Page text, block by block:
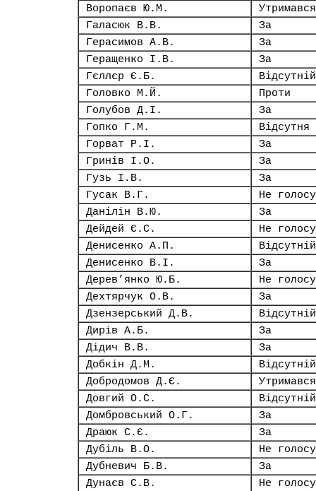
Воропаєв Ю.М.
Утримався
Галасюк В.В.
За
Герасимов А.В.
За
Геращенко І.В.
За
Гєллєр Є.Б.
Відсутній
Головко М.Й.
Проти
Голубов Д.І.
За
Гопко Г.М.
Відсутня
Горват Р.І.
За
Гринів І.О.
За
Гузь І.В.
За
Гусак В.Г.
Не
Данілін В.Ю.
За
Дейдей Є.С.
Не
Денисенко А.П.
Відсутній
Денисенко В.І.
За
Дерев’янко Ю.Б.
Не
Дехтярчук О.В.
За
Дзензерський Д.В.
Відсутній
Дирів А.Б.
За
Дідич В.В.
За
Добкін Д.М.
Відсутній
Добродомов Д.Є.
Утримався
Довгий О.С.
Відсутній
Домбровський О.Г.
За
Драюк С.Є.
За
Дубіль В.О.
Не
Дубневич Б.В.
За
Дунаєв С.В.
Не